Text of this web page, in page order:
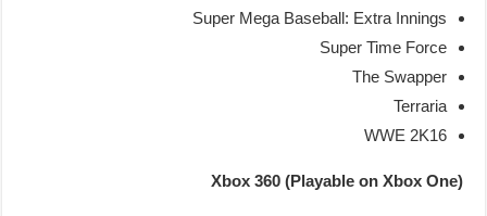
Super Mega Baseball: Extra Innings
Super Time Force
The Swapper
Terraria
WWE 2K16
Xbox 360 (Playable on Xbox One)